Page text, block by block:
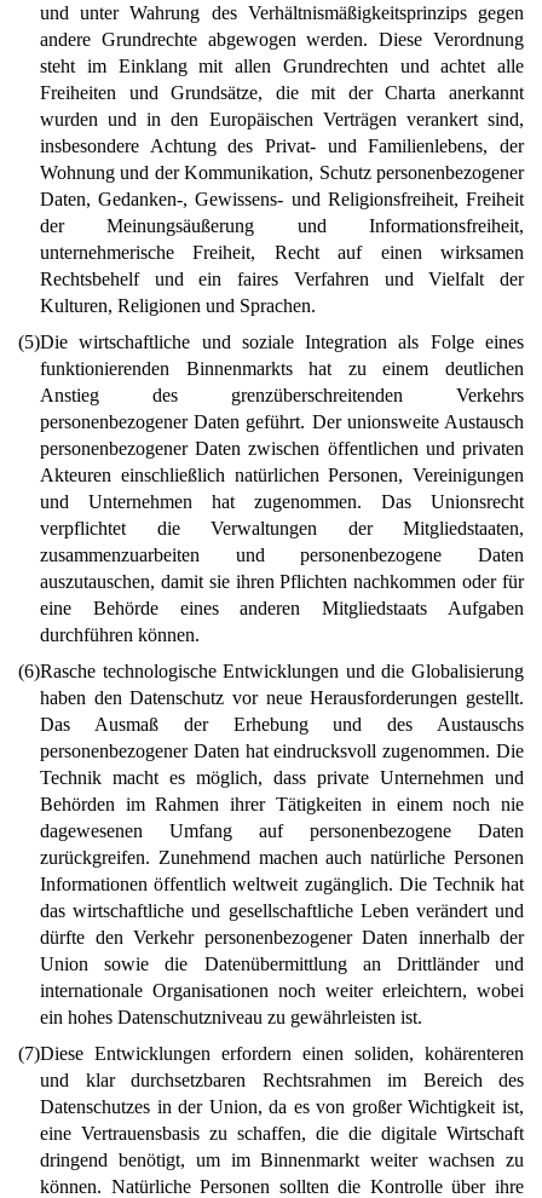
und unter Wahrung des Verhältnismäßigkeitsprinzips gegen
andere Grundrechte abgewogen werden. Diese Verordnung
steht im Einklang mit allen Grundrechten und achtet alle
Freiheiten und Grundsätze, die mit der Charta anerkannt
wurden und in den Europäischen Verträgen verankert sind,
insbesondere Achtung des Privat- und Familienlebens, der
Wohnung und der Kommunikation, Schutz personenbezogener
Daten, Gedanken-, Gewissens- und Religionsfreiheit, Freiheit
der Meinungsäußerung und Informationsfreiheit,
unternehmerische Freiheit, Recht auf einen wirksamen
Rechtsbehelf und ein faires Verfahren und Vielfalt der
Kulturen, Religionen und Sprachen.
(5)Die wirtschaftliche und soziale Integration als Folge eines
funktionierenden Binnenmarkts hat zu einem deutlichen
Anstieg des grenzüberschreitenden Verkehrs
personenbezogener Daten geführt. Der unionsweite Austausch
personenbezogener Daten zwischen öffentlichen und privaten
Akteuren einschließlich natürlichen Personen, Vereinigungen
und Unternehmen hat zugenommen. Das Unionsrecht
verpflichtet die Verwaltungen der Mitgliedstaaten,
zusammenzuarbeiten und personenbezogene Daten
auszutauschen, damit sie ihren Pflichten nachkommen oder für
eine Behörde eines anderen Mitgliedstaats Aufgaben
durchführen können.
(6)Rasche technologische Entwicklungen und die Globalisierung
haben den Datenschutz vor neue Herausforderungen gestellt.
Das Ausmaß der Erhebung und des Austauschs
personenbezogener Daten hat eindrucksvoll zugenommen. Die
Technik macht es möglich, dass private Unternehmen und
Behörden im Rahmen ihrer Tätigkeiten in einem noch nie
dagewesenen Umfang auf personenbezogene Daten
zurückgreifen. Zunehmend machen auch natürliche Personen
Informationen öffentlich weltweit zugänglich. Die Technik hat
das wirtschaftliche und gesellschaftliche Leben verändert und
dürfte den Verkehr personenbezogener Daten innerhalb der
Union sowie die Datenübermittlung an Drittländer und
internationale Organisationen noch weiter erleichtern, wobei
ein hohes Datenschutzniveau zu gewährleisten ist.
(7)Diese Entwicklungen erfordern einen soliden, kohärenteren
und klar durchsetzbaren Rechtsrahmen im Bereich des
Datenschutzes in der Union, da es von großer Wichtigkeit ist,
eine Vertrauensbasis zu schaffen, die die digitale Wirtschaft
dringend benötigt, um im Binnenmarkt weiter wachsen zu
können. Natürliche Personen sollten die Kontrolle über ihre